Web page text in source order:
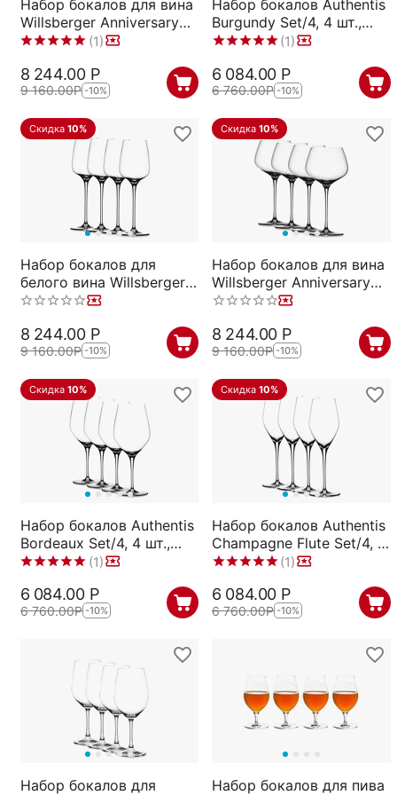
Набор бокалов для вина
Willsberger Anniversary
Bordeaux, 4 шт., 635 мл,
(1)
8 244.00 Р
9 160.00Р -10%
Набор бокалов Authentis
Burgundy Set/4, 4 шт.,
750 мл, 4400180,
(1)
6 084.00 Р
6 760.00Р -10%
Скидка 10%
Набор бокалов для
белого вина Willsberger
Anniversary White Wine, 4
Spiegelau
8 244.00 Р
9 160.00Р -10%
Скидка 10%
Набор бокалов для вина
Willsberger Anniversary
Burgundy, 4 шт., 725 мл,
8 244.00 Р
9 160.00Р -10%
Скидка 10%
Набор бокалов Authentis
Bordeaux Set/4, 4 шт.,
650 мл, 4400177,
(1)
6 084.00 Р
6 760.00Р -10%
Скидка 10%
Набор бокалов Authentis
Champagne Flute Set/4, 4
шт., 270 мл, 4400185,
(1)
6 084.00 Р
6 760.00Р -10%
Набор бокалов для
Набор бокалов для пива